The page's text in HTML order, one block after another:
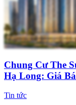
Chung Cư The
Hạ Long: Giá
Tin tức